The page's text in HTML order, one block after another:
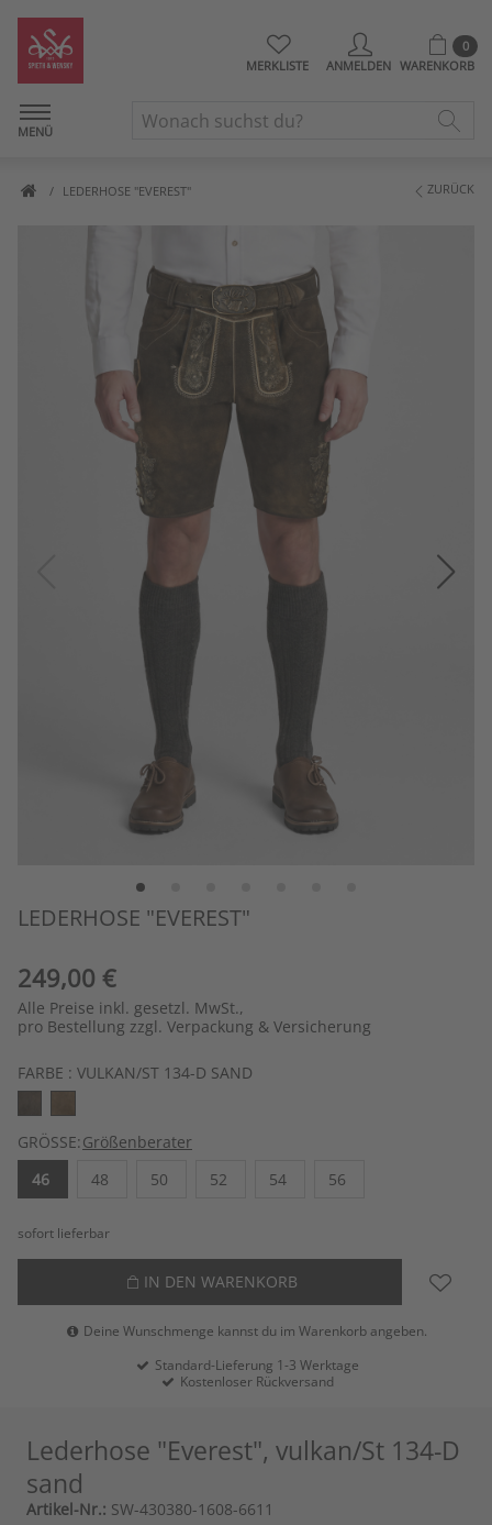
MERKLISTE ANMELDEN
0
WARENKORB
MENÜ
LEDERHOSE "EVEREST" ZURÜCK
Artikelbilder überspringen
LEDERHOSE "EVEREST"
249,00 €
Alle Preise inkl. gesetzl. MwSt.,
pro Bestellung zzgl. Verpackung & Versicherung
FARBE : VULKAN/ST 134-D SAND
GRÖSSE:Größenberater
46
48 50 52 54 56
sofort lieferbar
IN DEN WARENKORB
Deine Wunschmenge kannst du im Warenkorb angeben.
Standard-Lieferung 1-3 Werktage
Kostenloser Rückversand
Lederhose "Everest", vulkan/St 134-D
sand
Artikel-Nr.: SW-430380-1608-6611